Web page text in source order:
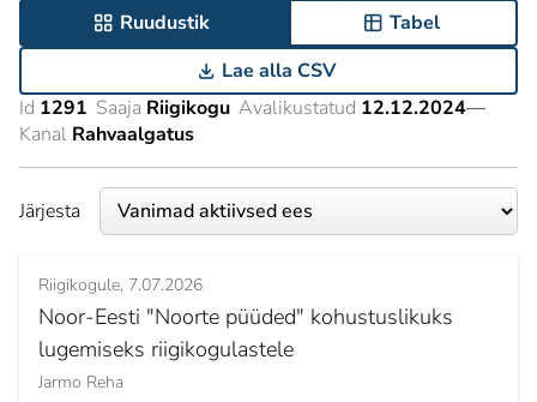
Ruudustik
Tabel
Lae alla CSV
Id 1291 Saaja Riigikogu Avalikustatud 12.12.2024—
Kanal Rahvaalgatus
Järjesta
Riigikogule 7.07.2026
Noor-Eesti "Noorte püüded" kohustuslikuks
lugemiseks riigikogulastele
Jarmo Reha